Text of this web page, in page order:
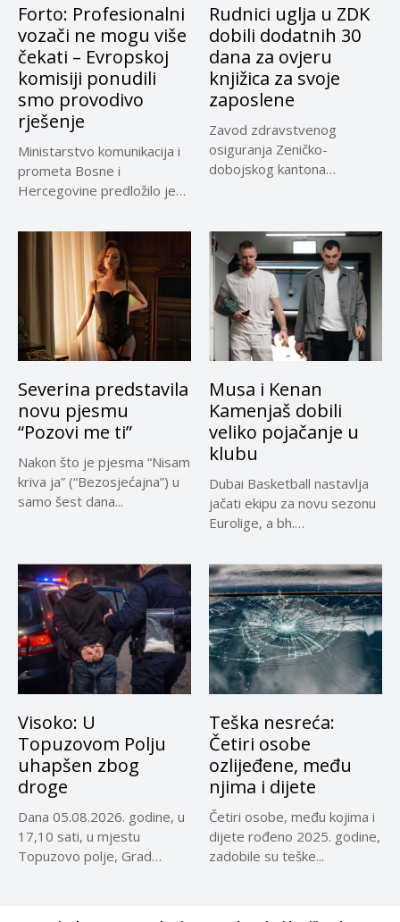
Forto: Profesionalni
vozači ne mogu više
čekati – Evropskoj
komisiji ponudili
smo provodivo
rješenje
Ministarstvo komunikacija i
prometa Bosne i
Hercegovine predložilo je
privremeno...
Rudnici uglja u ZDK
dobili dodatnih 30
dana za ovjeru
knjižica za svoje
zaposlene
Zavod zdravstvenog
osiguranja Zeničko-
dobojskog kantona
Severina predstavila
novu pjesmu
“Pozovi me ti”
Nakon što je pjesma “Nisam
kriva ja” (“Bezosjećajna”) u
samo šest dana...
Musa i Kenan
Kamenjaš dobili
veliko pojačanje u
klubu
Dubai Basketball nastavlja
jačati ekipu za novu sezonu
Eurolige, a bh.
Visoko: U
Topuzovom Polju
uhapšen zbog
droge
Dana 05.08.2026. godine, u
17,10 sati, u mjestu
Topuzovo polje, Grad
Teška nesreća:
Četiri osobe
ozlijeđene, među
njima i dijete
Četiri osobe, među kojima i
dijete rođeno 2025. godine,
zadobile su teške...